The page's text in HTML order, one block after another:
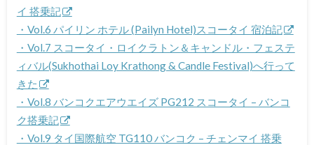
イ 搭乗記
・Vol.6 パイリン ホテル (Pailyn Hotel)スコータイ 宿泊記
・Vol.7 スコータイ・ロイクラトン＆キャンドル・フェステ
ィバル(Sukhothai Loy Krathong & Candle Festival)へ行って
きた
・Vol.8 バンコクエアウエイズ PG212 スコータイ – バンコ
ク搭乗記
・Vol.9 タイ国際航空 TG110 バンコク – チェンマイ 搭乗